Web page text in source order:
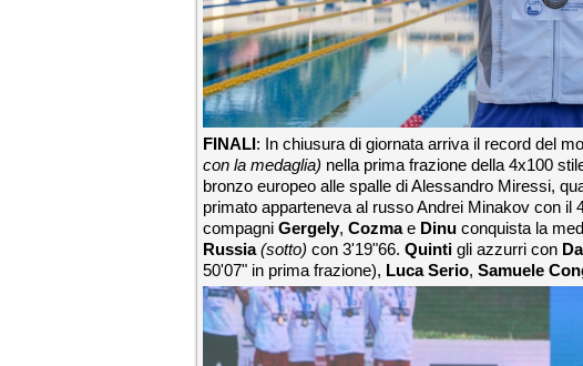
FINALI: In chiusura di giornata arriva il record del
con la medaglia) nella prima frazione della 4x100
bronzo europeo alle spalle di Alessandro Miressi,
primato apparteneva al russo Andrei Minakov con il
compagni Gergely, Cozmae Dinu conquista la
Russia (sotto) con 3'19"66. Quinti gli azzurri con
50'07" in prima frazione), Luca Serio, Samuele